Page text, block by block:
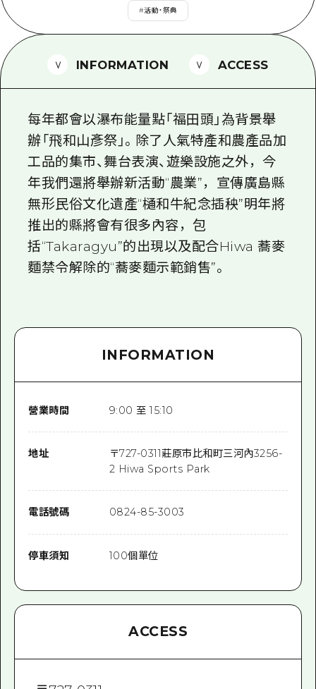
一日遊
1晚2天
2晚3天
廣島免費 Wi-Fi
常見問題
照片下載
災難發生期間的交通資訊
廣島縣觀光宣傳冊
#活動・祭典
INFORMATION ACCESS
每年都會以瀑布能量點「福田頭」為背景舉
辦「飛和山彥祭」。除了人氣特產和農產品加
工品的集市、舞台表演、遊樂設施之外，今
年我們還將舉辦新活動“農業”，宣傳廣島縣
無形民俗文化遺產“樋和牛紀念插秧”明年將
推出的縣將會有很多內容，包
括“Takaragyu”的出現以及配合Hiwa 蕎麥
麵禁令解除的“蕎麥麵示範銷售”。
INFORMATION
營業時間 9:00 至 15:10
地址 〒727-0311莊原市比和町三河內3256-
2 Hiwa Sports Park
電話號碼 0824-85-3003
停車須知 100個單位
ACCESS